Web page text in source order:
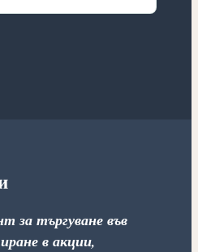
за търгуване във
в акции,